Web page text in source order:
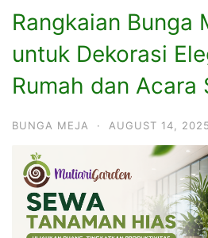
Rangkaian Bunga
untuk Dekorasi
Rumah dan Acara
BUNGA MEJA · AUGUST 14, 2025